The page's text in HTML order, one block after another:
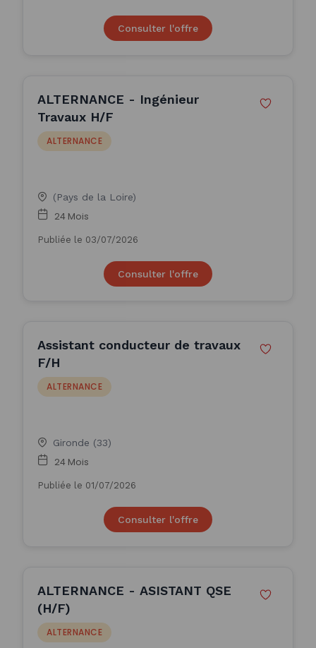
Consulter l'offre
ALTERNANCE - Ingénieur
Travaux H/F
ALTERNANCE
(Pays de la Loire)
24 Mois
Publiée le 03/07/2026
Consulter l'offre
Assistant conducteur de travaux
F/H
ALTERNANCE
Gironde (33)
24 Mois
Publiée le 01/07/2026
Consulter l'offre
ALTERNANCE - ASISTANT QSE
(H/F)
ALTERNANCE